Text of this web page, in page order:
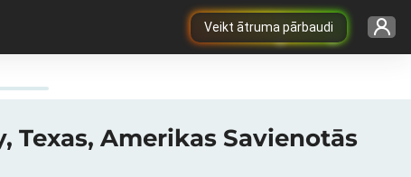
Veikt ātruma pārbaudi
Texas, Amerikas Savienotās